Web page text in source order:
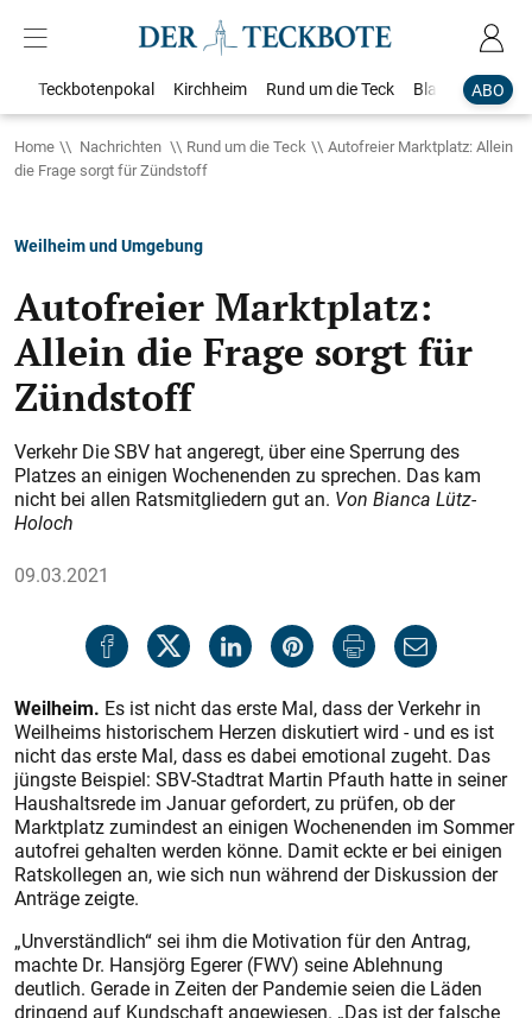
ABO
Teckbotenpokal Kirchheim Rund um die Teck Blaulicht
Home Nachrichten Rund um die Teck
Autofreier Marktplatz: Allein
die Frage sorgt für Zündstoff
Weilheim und Umgebung
Autofreier Marktplatz:
Allein die Frage sorgt für
Zündstoff
Verkehr Die SBV hat angeregt, über eine Sperrung des
Platzes an einigen Wochenenden zu sprechen. Das kam
nicht bei allen Ratsmitgliedern gut an. Von Bianca Lütz-
Holoch
09.03.2021
Weilheim. Es ist nicht das erste Mal, dass der Verkehr in
Weilheims historischem Herzen diskutiert wird - und es ist
nicht das erste Mal, dass es dabei emotional zugeht. Das
jüngste Beispiel: SBV-Stadtrat Martin Pfauth hatte in seiner
Haushaltsrede im Januar gefordert, zu prüfen, ob der
Marktplatz zumindest an einigen Wochenenden im Sommer
autofrei gehalten werden könne. Damit eckte er bei einigen
Ratskollegen an, wie sich nun während der Diskussion der
Anträge zeigte.
„Unverständlich“ sei ihm die Motivation für den Antrag,
machte Dr. Hansjörg Egerer (FWV) seine Ablehnung
deutlich. Gerade in Zeiten der Pandemie seien die Läden
dringend auf Kundschaft angewiesen. „Das ist der falsche